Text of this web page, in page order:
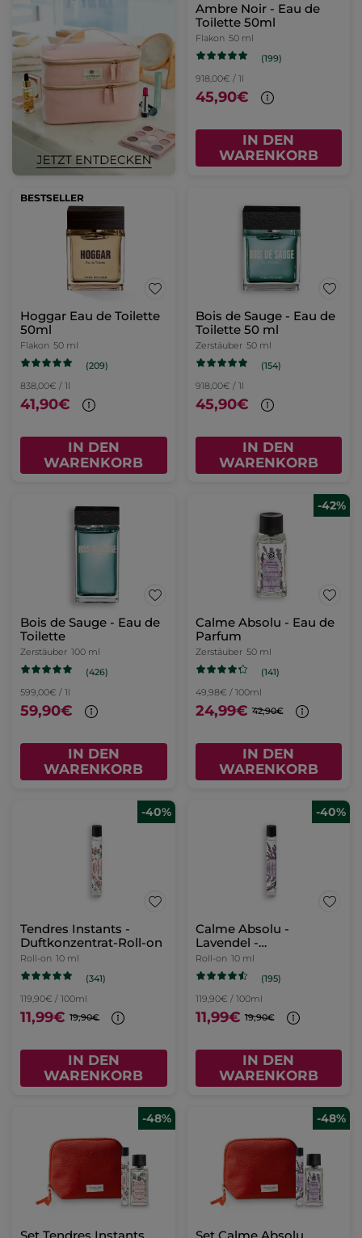
Ambre Noir - Eau de
Toilette 50ml
Flakon 50 ml
(199)
918,00€ / 1l
45,90€
IN DEN
WARENKORB
BESTSELLER
Hoggar Eau de Toilette
50ml
Flakon 50 ml
(209)
838,00€ / 1l
41,90€
IN DEN
WARENKORB
Bois de Sauge - Eau de
Toilette 50 ml
Zerstäuber 50 ml
(154)
918,00€ / 1l
45,90€
IN DEN
WARENKORB
Bois de Sauge - Eau de
Toilette
Zerstäuber 100 ml
(426)
599,00€ / 1l
59,90€
IN DEN
WARENKORB
-42%
Calme Absolu - Eau de
Parfum
Zerstäuber 50 ml
(141)
49,98€ / 100ml
24,99€ 42,90€
IN DEN
WARENKORB
-40%
Tendres Instants -
Duftkonzentrat-Roll-on
Roll-on 10 ml
(341)
119,90€ / 100ml
11,99€ 19,90€
IN DEN
WARENKORB
-40%
Calme Absolu -
Lavendel -
Duftkonzentrat-Roll-on
Roll-on 10 ml
(195)
119,90€ / 100ml
11,99€ 19,90€
IN DEN
WARENKORB
-48% -48%